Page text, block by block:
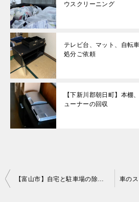
ウスクリーニング
テレビ台、マット、自転
処分ご依頼
【下新川郡朝日町】本棚
ューナーの回収
投
【富山市】自宅と駐車場の除雪作業ご依頼 お客様の声